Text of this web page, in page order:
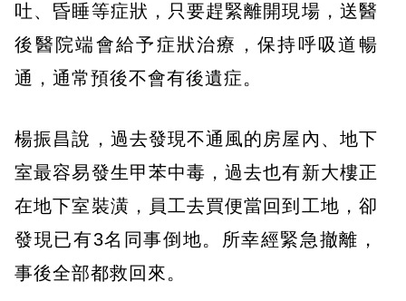
吐、昏睡等症狀，只要趕緊離開現場，送醫
後醫院端會給予症狀治療，保持呼吸道暢
通，通常預後不會有後遺症。
楊振昌說，過去發現不通風的房屋內、地下
室最容易發生甲苯中毒，過去也有新大樓正
在地下室裝潢，員工去買便當回到工地，卻
發現已有3名同事倒地。所幸經緊急撤離，
事後全部都救回來。